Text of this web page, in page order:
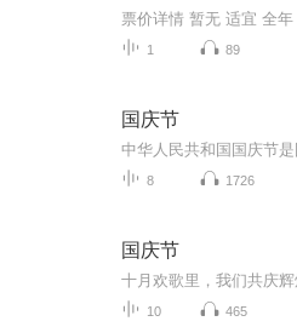
1 89
国庆节
8 1726
国庆节
10 465